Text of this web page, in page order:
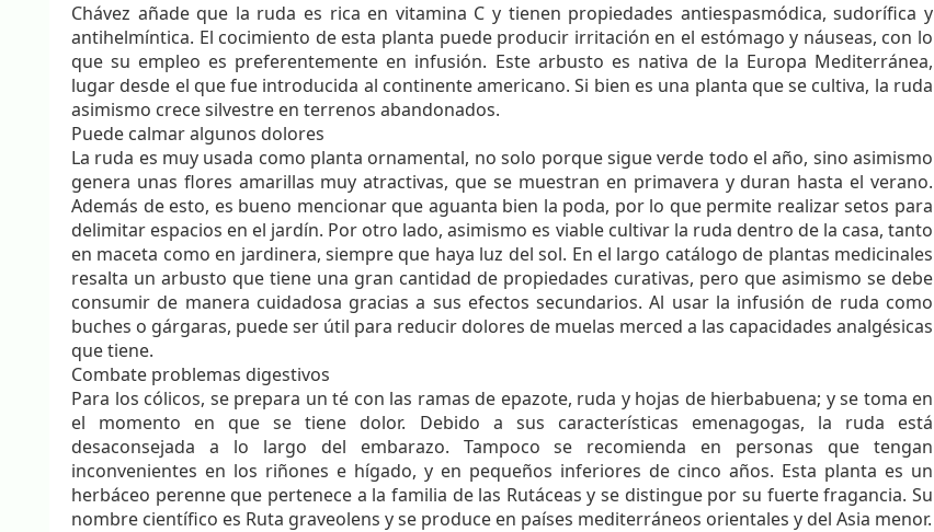
Chávez añade que la ruda es rica en vitamina C y tienen propiedades antiespasmódica, sudorífica y
antihelmíntica. El cocimiento de esta planta puede producir irritación en el estómago y náuseas, con lo
que su empleo es preferentemente en infusión. Este arbusto es nativa de la Europa Mediterránea,
lugar desde el que fue introducida al continente americano. Si bien es una planta que se cultiva, la ruda
asimismo crece silvestre en terrenos abandonados.
Puede calmar algunos dolores
La ruda es muy usada como planta ornamental, no solo porque sigue verde todo el año, sino asimismo
genera unas flores amarillas muy atractivas, que se muestran en primavera y duran hasta el verano.
Además de esto, es bueno mencionar que aguanta bien la poda, por lo que permite realizar setos para
delimitar espacios en el jardín. Por otro lado, asimismo es viable cultivar la ruda dentro de la casa, tanto
en maceta como en jardinera, siempre que haya luz del sol. En el largo catálogo de plantas medicinales
resalta un arbusto que tiene una gran cantidad de propiedades curativas, pero que asimismo se debe
consumir de manera cuidadosa gracias a sus efectos secundarios. Al usar la infusión de ruda como
buches o gárgaras, puede ser útil para reducir dolores de muelas merced a las capacidades analgésicas
que tiene.
Combate problemas digestivos
Para los cólicos, se prepara un té con las ramas de epazote, ruda y hojas de hierbabuena; y se toma en
el momento en que se tiene dolor. Debido a sus características emenagogas, la ruda está
desaconsejada a lo largo del embarazo. Tampoco se recomienda en personas que tengan
inconvenientes en los riñones e hígado, y en pequeños inferiores de cinco años. Esta planta es un
herbáceo perenne que pertenece a la familia de las Rutáceas y se distingue por su fuerte fragancia. Su
nombre científico es Ruta graveolens y se produce en países mediterráneos orientales y del Asia menor.